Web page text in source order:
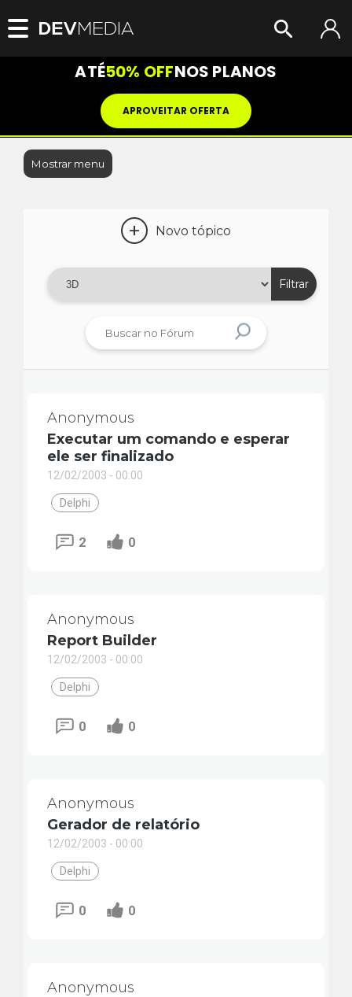
ATÉ50% OFFNOS PLANOS
APROVEITAR OFERTA
Mostrar menu
+ Novo tópico
Filtrar
Anonymous
Executar um comando e esperar
ele ser finalizado
12/02/2003 - 00:00
Delphi
2 0
Anonymous
Report Builder
12/02/2003 - 00:00
Delphi
0 0
Anonymous
Gerador de relatório
12/02/2003 - 00:00
Delphi
0 0
Anonymous